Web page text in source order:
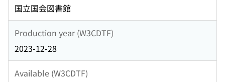
国立国会図書館
Production year (W3CDTF)
2023-12-28
Available (W3CDTF)